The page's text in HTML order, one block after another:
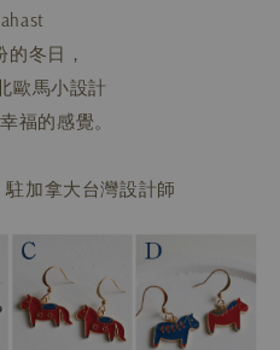
的冬日，
歐馬小設計
福的感覺。
駐加拿大台灣設計師